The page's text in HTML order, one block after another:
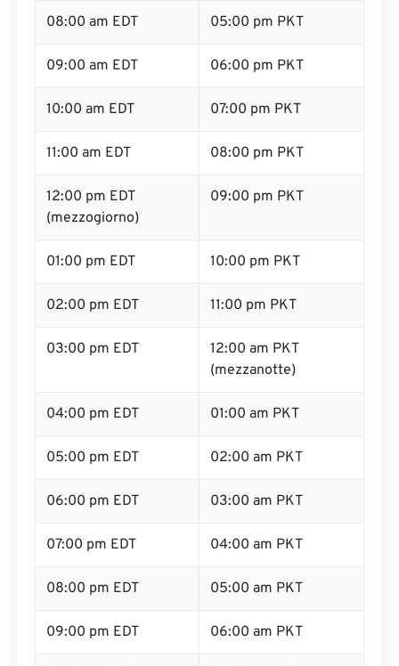
08:00 am EDT 05:00 pm PKT
09:00 am EDT 06:00 pm PKT
10:00 am EDT 07:00 pm PKT
11:00 am EDT 08:00 pm PKT
12:00 pm EDT
(mezzogiorno)
09:00 pm PKT
01:00 pm EDT 10:00 pm PKT
02:00 pm EDT 11:00 pm PKT
03:00 pm EDT
12:00 am PKT
(mezzanotte)
04:00 pm EDT 01:00 am PKT
05:00 pm EDT 02:00 am PKT
06:00 pm EDT 03:00 am PKT
07:00 pm EDT 04:00 am PKT
08:00 pm EDT 05:00 am PKT
09:00 pm EDT 06:00 am PKT